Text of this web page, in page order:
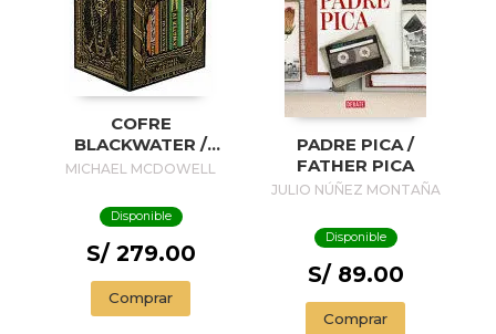
COFRE
BLACKWATER /
BLACKWATER
MICHAEL MCDOWELL
Disponible
S/ 279.00
Comprar
PADRE PICA /
FATHER PICA
JULIO NÚÑEZ MONTAÑA
Disponible
S/ 89.00
Comprar